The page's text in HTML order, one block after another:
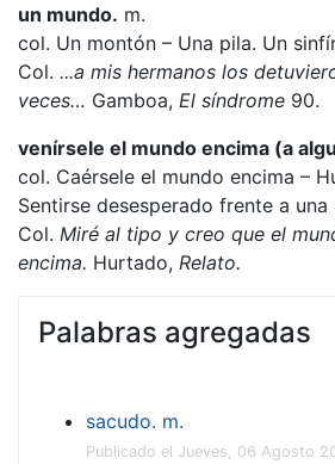
un mundo. m.
col. Un montón – Una pila. Un
Col. ...a mis hermanos los
veces… Gamboa, El síndrome 90.
venírsele el mundo encima (a
col. Caérsele el mundo encima –
Sentirse desesperado frente a una
Col. Miré al tipo y creo que el
encima. Hurtado, Relato.
Palabras agregadas
sacudo. m.
Publicado el Jueves, 06 Agosto